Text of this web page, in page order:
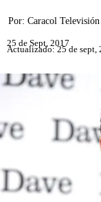
Por: Caracol Televisión
25 de Sept, 2017
Actualizado: 25 de sept,